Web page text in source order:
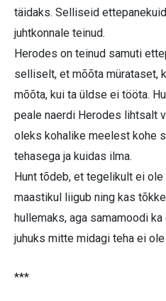
täidaks. Selliseid
juhtkonnale teinud.
Herodes on teinud samuti
selliselt, et mõõta mürataset,
mõõta, kui ta üldse ei tööta.
peale naerdi Herodes lihtsalt
oleks kohalike meelest kohe
tehasega ja kuidas ilma.
Hunt tõdeb, et tegelikult ei
maastikul liigub ning kas
hullemaks, aga samamoodi
juhuks mitte midagi teha ei ole
***